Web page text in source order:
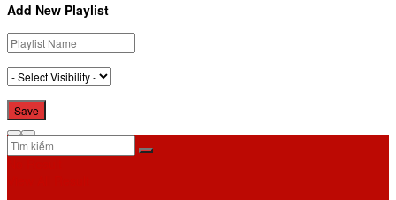
Add New Playlist